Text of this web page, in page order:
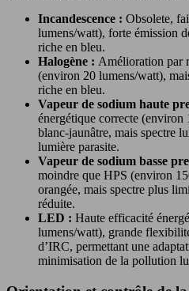
Incandescence : Obsolete,
lumens/watt), forte émission
riche en bleu.
Halogène : Amélioration par
(environ 20 lumens/watt),
riche en bleu.
Vapeur de sodium haute
énergétique correcte
blanc-jaunâtre, mais spectre
lumière parasite.
Vapeur de sodium basse
moindre que HPS (environ
orangée, mais spectre plus
réduite.
LED : Haute efficacité
lumens/watt), grande
d’IRC, permettant une
minimisation de la pollution